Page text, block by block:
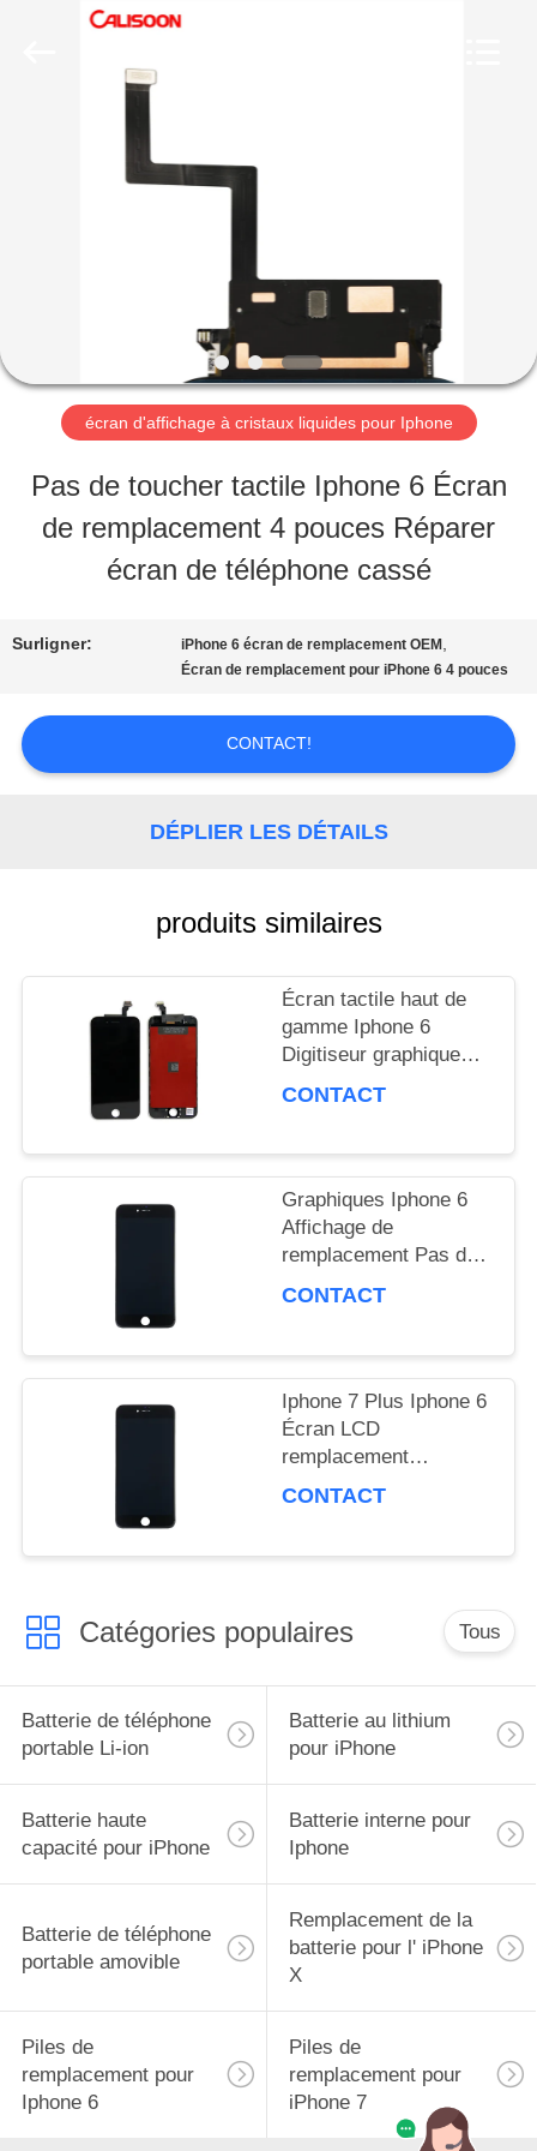
APERÇU
A
PROPOS
DE
NOUS
VISITE
CONTRÔLE
DEMANDE
SOUMISSION
PRIVACY
écran d'affichage à cristaux liquides pour Iphone
Pas de toucher tactile Iphone 6 Écran
de remplacement 4 pouces Réparer
écran de téléphone cassé
Surligner: iPhone 6 écran de remplacement OEM ,
Écran de remplacement pour iPhone 6 4 pouces
CONTACT!
DÉPLIER LES DÉTAILS
produits similaires
Écran tactile haut de
gamme Iphone 6
Digitiseur graphique
4,7 pouces
CONTACT
Graphiques Iphone 6
Affichage de
remplacement Pas de
compatibilité tactile
CONTACT
Iphone 7 Plus Iphone 6
Écran LCD
remplacement
affichage graphique
CONTACT
Catégories populaires Tous
Batterie de téléphone
portable Li-ion
Batterie au lithium
pour iPhone
Batterie haute
capacité pour iPhone
Batterie interne pour
Iphone
Batterie de téléphone
portable amovible
Remplacement de la
batterie pour l' iPhone
X
Piles de
remplacement pour
Iphone 6
Piles de
remplacement pour
iPhone 7